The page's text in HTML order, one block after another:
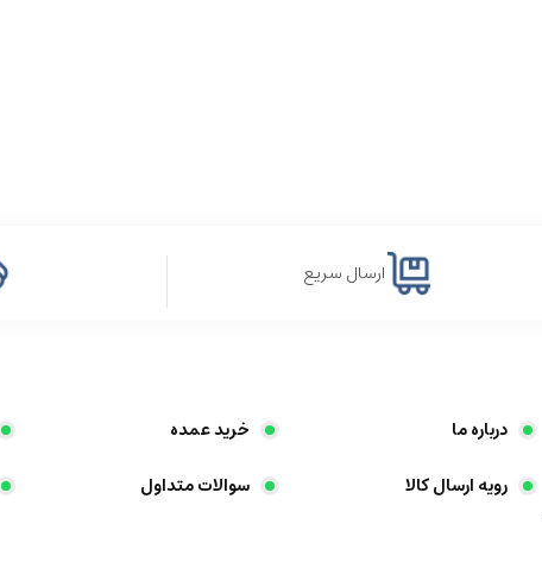
ارسال سریع
درباره ما خرید عمده
رویه ارسال کالا
سوالات متداول